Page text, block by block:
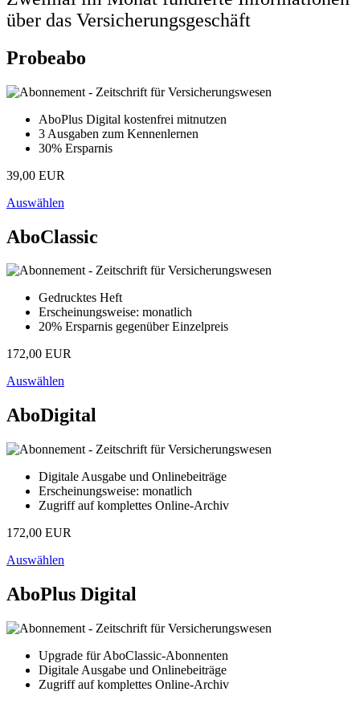
über das Versicherungsgeschäft
Probeabo
AboPlus Digital kostenfrei mitnutzen
3 Ausgaben zum Kennenlernen
30% Ersparnis
39,00 EUR
Auswählen
AboClassic
Gedrucktes Heft
Erscheinungsweise: monatlich
20% Ersparnis gegenüber Einzelpreis
172,00 EUR
Auswählen
AboDigital
Digitale Ausgabe und Onlinebeiträge
Erscheinungsweise: monatlich
Zugriff auf komplettes Online-Archiv
172,00 EUR
Auswählen
AboPlus Digital
Upgrade für AboClassic-Abonnenten
Digitale Ausgabe und Onlinebeiträge
Zugriff auf komplettes Online-Archiv